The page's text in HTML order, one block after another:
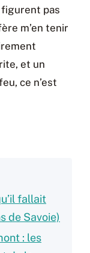
pas
m’en tenir
et un
ce n’est
fallait
de Savoie)
: les